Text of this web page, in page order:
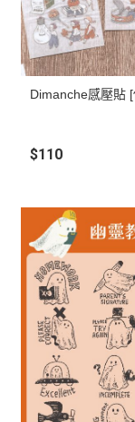
Dimanche感壓貼
$110